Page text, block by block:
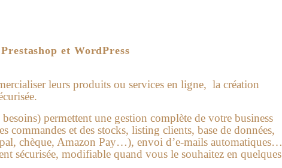
et WordPress
leurs produits ou services en ligne, la création
permettent une gestion complète de votre business
et des stocks, listing clients, base de données,
chèque, Amazon Pay…), envoi d’e-mails automatiques…
sécurisée, modifiable quand vous le souhaitez en quelques